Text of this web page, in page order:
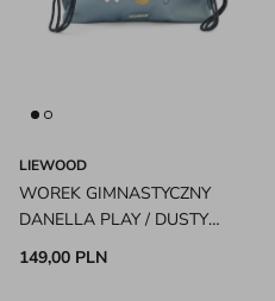
LIEWOOD
WOREK GIMNASTYCZNY
DANELLA PLAY / DUSTY
PEPPERMINT LIEWOOD
149,00 PLN